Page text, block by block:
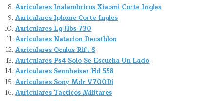
Auriculares Inalambricos Xiaomi Corte Ingles
Auriculares Iphone Corte Ingles
Auriculares Lg Hbs 730
Auriculares Natacion Decathlon
Auriculares Oculus Rift S
Auriculares Ps4 Solo Se Escucha Un Lado
Auriculares Sennheiser Hd 558
Auriculares Sony Mdr V700Dj
Auriculares Tacticos Militares